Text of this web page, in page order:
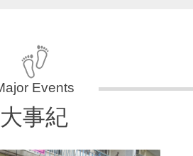
大事紀